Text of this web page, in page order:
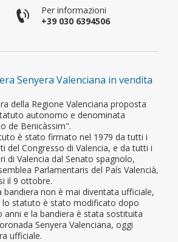
Per informazioni
+39 030 6394506
Senyera Valenciana in vendita
della Regione Valenciana proposta
autonomo e denominata
de Benicàssim".
è stato firmato nel 1979 da tutti i
del Congresso di Valencia, e da tutti i
di Valencia dal Senato spagnolo,
Parlamentaris del País Valencià,
il 9 ottobre.
bandiera non è mai diventata ufficiale,
lo statuto è stato modificato dopo
anni e la bandiera è stata sostituita
Senyera Valenciana, oggi
ufficiale.